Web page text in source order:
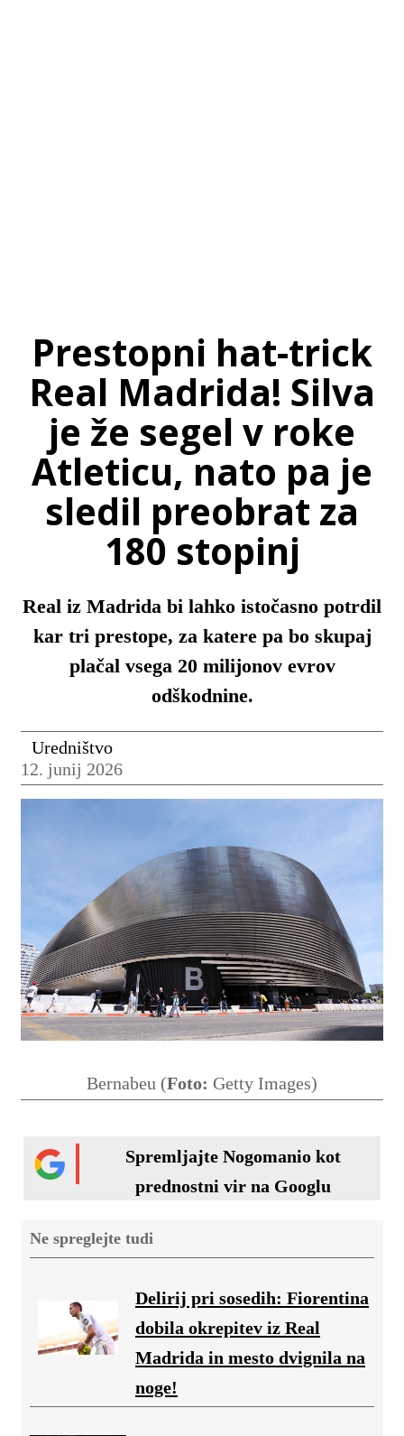
Prestopni hat-trick
Real Madrida! Silva
je že segel v roke
Atleticu, nato pa je
sledil preobrat za
180 stopinj
Real iz Madrida bi lahko istočasno potrdil
kar tri prestope, za katere pa bo skupaj
plačal vsega 20 milijonov evrov
odškodnine.
Uredništvo
12. junij 2026
Bernabeu (Foto: Getty Images)
Spremljajte Nogomanio kot
prednostni vir na Googlu
Ne spreglejte tudi
Delirij pri sosedih: Fiorentina
dobila okrepitev iz Real
Madrida in mesto dvignila na
noge!